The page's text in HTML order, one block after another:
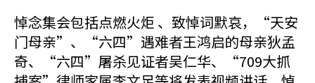
悼念集会包括点燃火炬 、致悼词默哀，“天安
门母亲”、“六四”遇难者王鸿启的母亲狄孟
奇、“六四”屠杀见证者吴仁华、“709大抓